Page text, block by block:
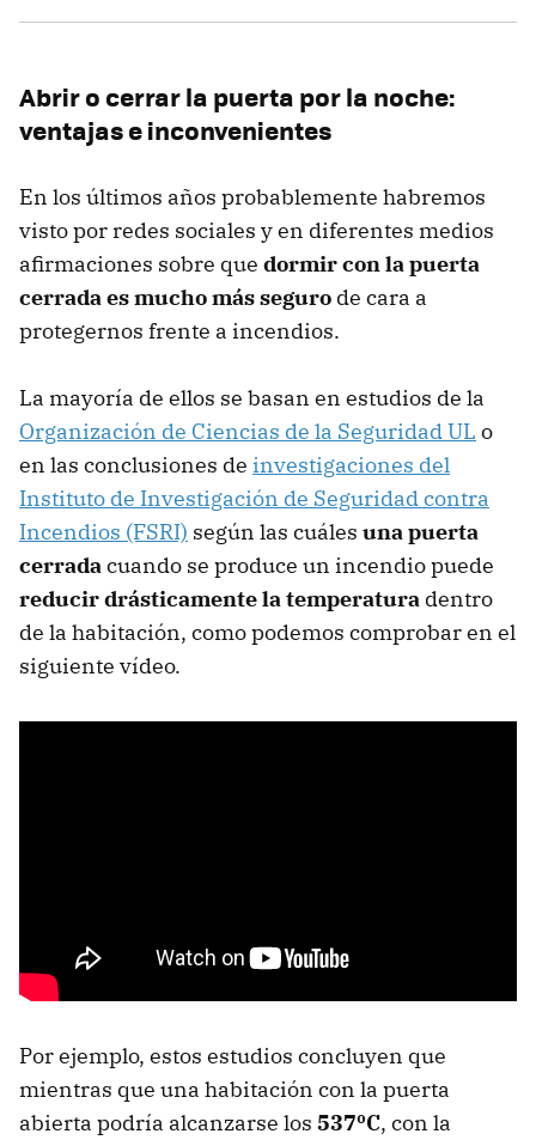
Abrir o cerrar la puerta por la noche:
ventajas e inconvenientes
En los últimos años probablemente habremos
visto por redes sociales y en diferentes medios
afirmaciones sobre que dormir con la puerta
cerrada es mucho más seguro de cara a
protegernos frente a incendios.
La mayoría de ellos se basan en estudios de la
Organización de Ciencias de la Seguridad UL o
en las conclusiones de investigaciones del
Instituto de Investigación de Seguridad contra
Incendios (FSRI) según las cuáles una puerta
cerradacuando se produce un incendio puede
reducir drásticamente la temperatura dentro
de la habitación, como podemos comprobar en el
siguiente vídeo.
Por ejemplo, estos estudios concluyen que
mientras que una habitación con la puerta
abierta podría alcanzarse los 537ºC, con la